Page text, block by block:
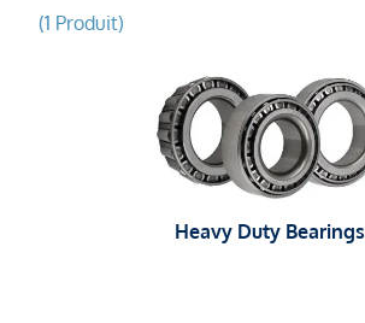
(1 Produit)
Heavy Duty Bearings